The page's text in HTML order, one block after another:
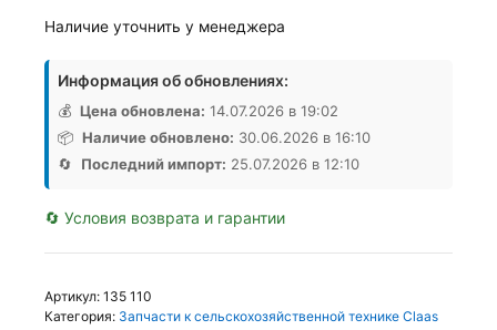
Наличие уточнить у менеджера
Информация об обновлениях:
💰 Цена обновлена: 14.07.2026 в 19:02
📦 Наличие обновлено: 30.06.2026 в 16:10
🔄
Последний импорт: 25.07.2026 в 12:10
🔄 Условия возврата и гарантии
Артикул: 135 110
Категория: Запчасти к сельскохозяйственной технике Claas